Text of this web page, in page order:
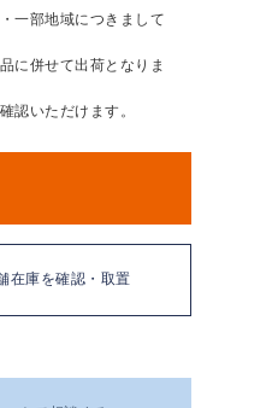
一部地域につきまして
に併せて出荷となりま
認いただけます。
在庫を確認・取置